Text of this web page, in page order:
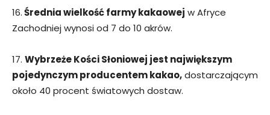
16.Średnia wielkość farmy kakaowej w Afryce
Zachodniej wynosi od 7 do 10 akrów.
17. Wybrzeże Kości Słoniowej jest największym
pojedynczym producentem kakao,dostarczającym
około 40 procent światowych dostaw.